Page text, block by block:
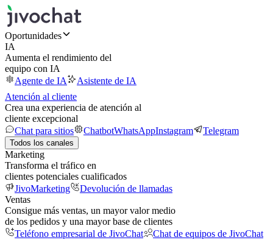
Oportunidades
IA
Aumenta el rendimiento del
equipo con IA
Agente de IA
Asistente de IA
Atención al cliente
Crea una experiencia de atención al
cliente excepcional
Chat para sitios
ChatbotWhatsAppInstagram Telegram
Todos los canales
Marketing
Transforma el tráfico en
clientes potenciales cualificados
JivoMarketing
Devolución de llamadas
Ventas
Consigue más ventas, un mayor valor medio
de los pedidos y una mayor base de clientes
Teléfono empresarial de JivoChat
Chat de equipos de JivoChat